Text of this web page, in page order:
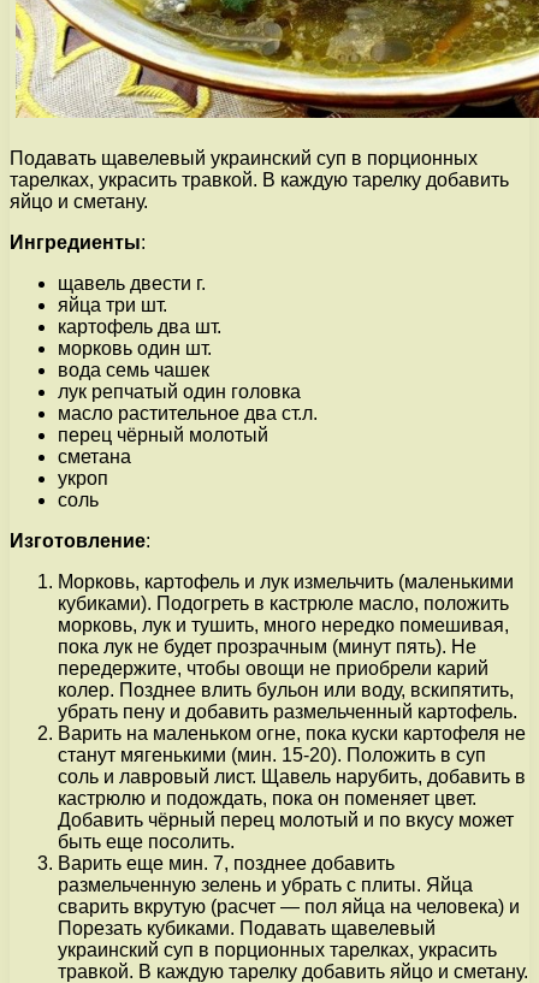
Подавать щавелевый украинский суп в порционных
тарелках, украсить травкой. В каждую тарелку добавить
яйцо и сметану.
Ингредиенты:
щавель двести г.
яйца три шт.
картофель два шт.
морковь один шт.
вода семь чашек
лук репчатый один головка
масло растительное два ст.л.
перец чёрный молотый
сметана
укроп
соль
Изготовление:
Морковь, картофель и лук измельчить (маленькими
кубиками). Подогреть в кастрюле масло, положить
морковь, лук и тушить, много нередко помешивая,
пока лук не будет прозрачным (минут пять). Не
передержите, чтобы овощи не приобрели карий
колер. Позднее влить бульон или воду, вскипятить,
убрать пену и добавить размельченный картофель.
Варить на маленьком огне, пока куски картофеля не
станут мягенькими (мин. 15-20). Положить в суп
соль и лавровый лист. Щавель нарубить, добавить в
кастрюлю и подождать, пока он поменяет цвет.
Добавить чёрный перец молотый и по вкусу может
быть еще посолить.
Варить еще мин. 7, позднее добавить
размельченную зелень и убрать с плиты. Яйца
сварить вкрутую (расчет — пол яйца на человека) и
Порезать кубиками. Подавать щавелевый
украинский суп в порционных тарелках, украсить
травкой. В каждую тарелку добавить яйцо и сметану.